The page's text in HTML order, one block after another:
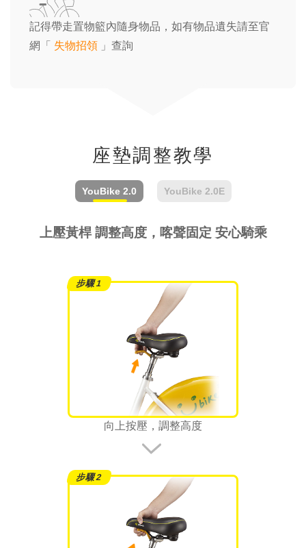
記得帶走置物籃內隨身物品，如有物品遺失請至官
網「 失物招領 」查詢
座墊調整教學
YouBike 2.0 YouBike 2.0E
上壓黃桿 調整高度，喀聲固定 安心騎乘
向上按壓，調整高度